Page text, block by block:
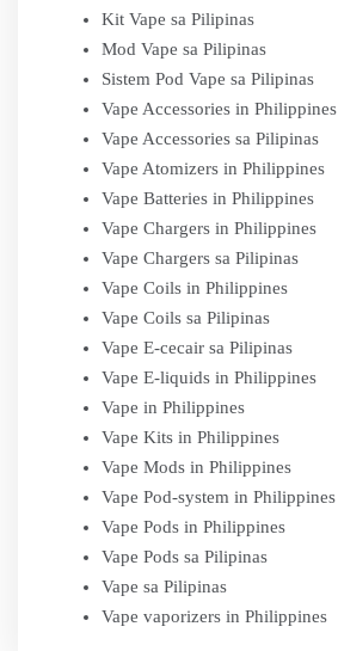
Kit Vape sa Pilipinas
Mod Vape sa Pilipinas
Sistem Pod Vape sa Pilipinas
Vape Accessories in Philippines
Vape Accessories sa Pilipinas
Vape Atomizers in Philippines
Vape Batteries in Philippines
Vape Chargers in Philippines
Vape Chargers sa Pilipinas
Vape Coils in Philippines
Vape Coils sa Pilipinas
Vape E-cecair sa Pilipinas
Vape E-liquids in Philippines
Vape in Philippines
Vape Kits in Philippines
Vape Mods in Philippines
Vape Pod-system in Philippines
Vape Pods in Philippines
Vape Pods sa Pilipinas
Vape sa Pilipinas
Vape vaporizers in Philippines